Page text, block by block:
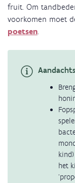
fruit. Om
voorkomen moet
poetsen
het